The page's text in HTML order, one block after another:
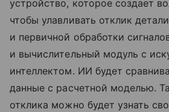
устройство, которое создает
чтобы улавливать отклик
и первичной обработки
и вычислительный модуль с
интеллектом. ИИ будет
данные с расчетной моделью.
отклика можно будет узнать